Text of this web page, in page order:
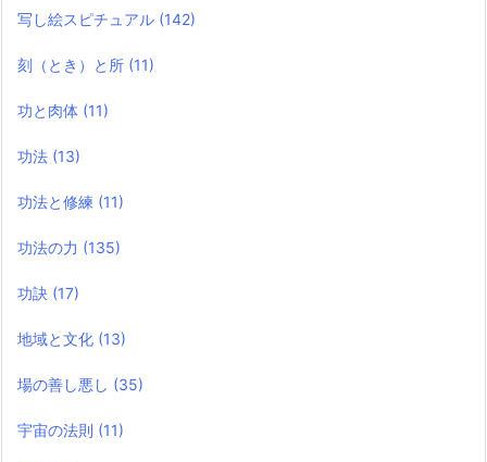
写し絵スピチュアル (142)
刻（とき）と所 (11)
功と肉体 (11)
功法 (13)
功法と修練 (11)
功法の力 (135)
功訣 (17)
地域と文化 (13)
場の善し悪し (35)
宇宙の法則 (11)